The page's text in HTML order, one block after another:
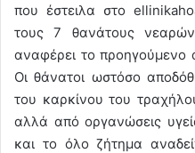
που έστειλα στο
τους 7 θανάτους
αναφέρει το
Οι θάνατοι ωστόσο
του καρκίνου του
αλλά από οργανώσεις
και το όλο ζήτημα